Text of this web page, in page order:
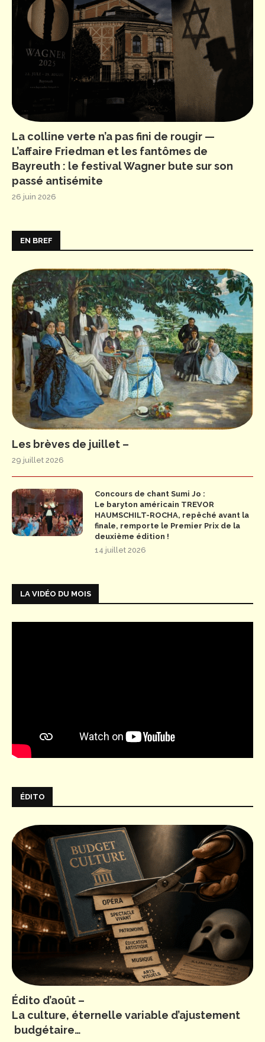
La colline verte n’a pas fini de rougir —
L’affaire Friedman et les fantômes de
Bayreuth : le festival Wagner bute sur son
passé antisémite
26 juin 2026
EN BREF
Les brèves de juillet –
29 juillet 2026
Concours de chant Sumi Jo :
Le baryton américain TREVOR
HAUMSCHILT-ROCHA, repêché avant la
finale, remporte le Premier Prix de la
deuxième édition !
14 juillet 2026
LA VIDÉO DU MOIS
ÉDITO
Édito d’août –
La culture, éternelle variable d’ajustement
budgétaire…